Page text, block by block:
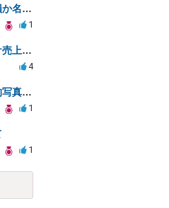
知的障害者と言う文言が名誉毀損か名誉感情の侵害になるか教えてほしい。
1
ネットでの誹謗中傷によるコミケ売上減少、損害賠償は可能か？
4
児童ポルノ規制法における非性的写真とテキストの扱いは？
1
1